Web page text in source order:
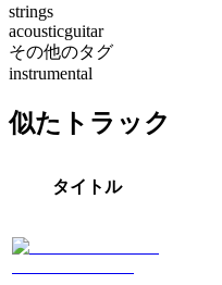
strings
acousticguitar
その他のタグ
instrumental
似たトラック
タイトル